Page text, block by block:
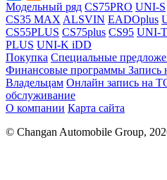
Модельный ряд CS75PRO UNI-S
CS35 MAX ALSVIN EADOplus
CS55PLUS CS75plus CS95 UNI-T
PLUS UNI-K iDD
Покупка Специальные
Финансовые программы Запись
Владельцам Онлайн запись на
обслуживание
О компании Карта сайта
© Changan Automobile Group,